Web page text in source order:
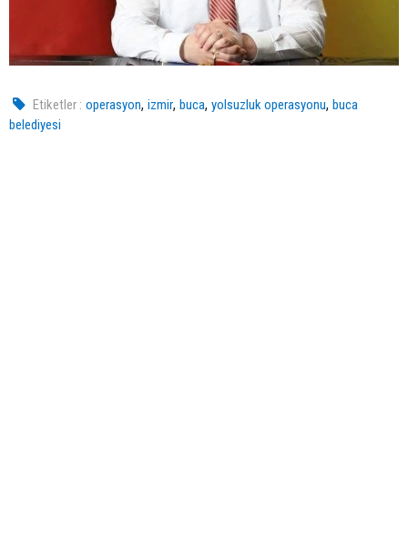
Etiketler : operasyon,izmir,buca,yolsuzluk operasyonu,buca
belediyesi